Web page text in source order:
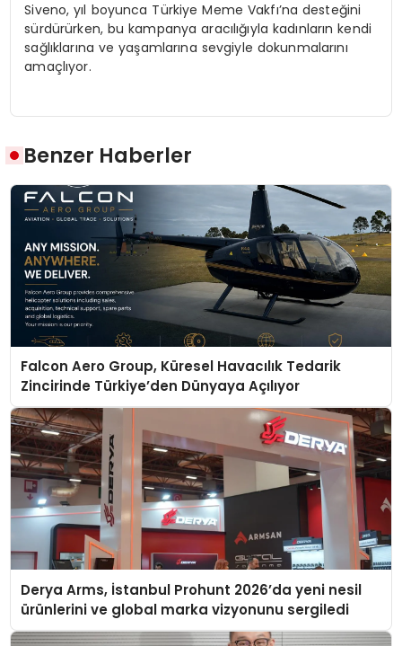
Siveno, yıl boyunca Türkiye Meme Vakfı’na desteğini
sürdürürken, bu kampanya aracılığıyla kadınların kendi
sağlıklarına ve yaşamlarına sevgiyle dokunmalarını
amaçlıyor.
Benzer Haberler
Falcon Aero Group, Küresel Havacılık Tedarik
Zincirinde Türkiye’den Dünyaya Açılıyor
Derya Arms, İstanbul Prohunt 2026’da yeni nesil
ürünlerini ve global marka vizyonunu sergiledi